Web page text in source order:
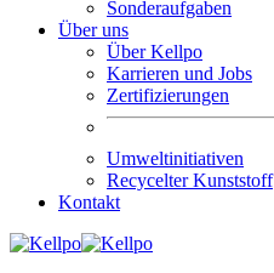
Sonderaufgaben
Über uns
Über Kellpo
Karrieren und Jobs
Zertifizierungen
Umweltinitiativen
Recycelter Kunststoff
Kontakt